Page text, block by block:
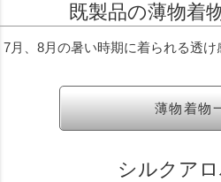
既製品の薄物着
7月、8月の暑い時期に着られる透け
薄物着物
シルクア